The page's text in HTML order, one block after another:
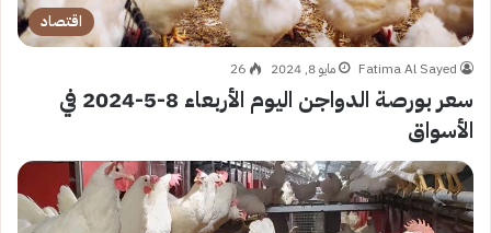
اقتصاد
Fatima Al Sayed مايو 8, 2024 26
سعر بورصة الدواجن اليوم الأربعاء 8-5-2024 في
الأسواق